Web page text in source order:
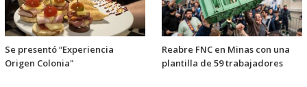
Se presentó “Experiencia
Origen Colonia"
Reabre FNC en Minas con una
plantilla de 59 trabajadores